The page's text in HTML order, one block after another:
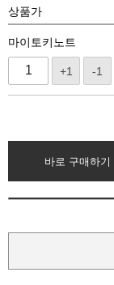
상품가
마이토키노트
+1 -1
바로 구매하기